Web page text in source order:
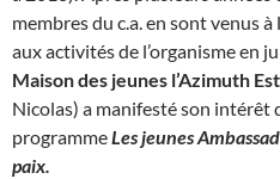
membres du c.a. en sont venus
aux activités de l’organisme en
Maison des jeunes l’Azimuth
Nicolas) a manifesté son intérêt
programmeLes jeunes
paix.